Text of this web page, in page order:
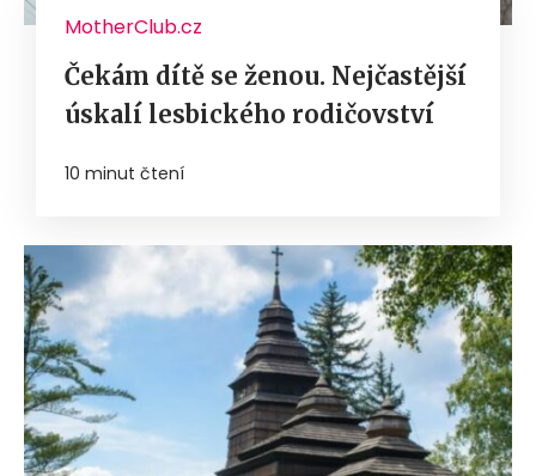
MotherClub.cz
Čekám dítě se ženou. Nejčastější
úskalí lesbického rodičovství
10 minut čtení